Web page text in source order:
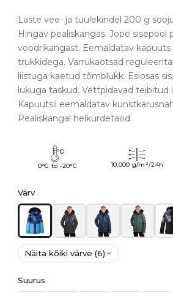
Laste vee- ja tuulekindel 200 g
Hingav pealiskangas. Jope sisepool
voodrikangast. Eemaldatav kapuuts
trukkidega. Varrukaotsad
liistuga kaetud tõmblukk. Esiosas
lukuga taskud. Vettpidavad teibitud
Kapuutsil eemaldatav
Pealiskangal helkurdetailid.
0°C to -20°C 10,000 g/m²/24h
Värv
Näita kõiki värve (6)
Suurus